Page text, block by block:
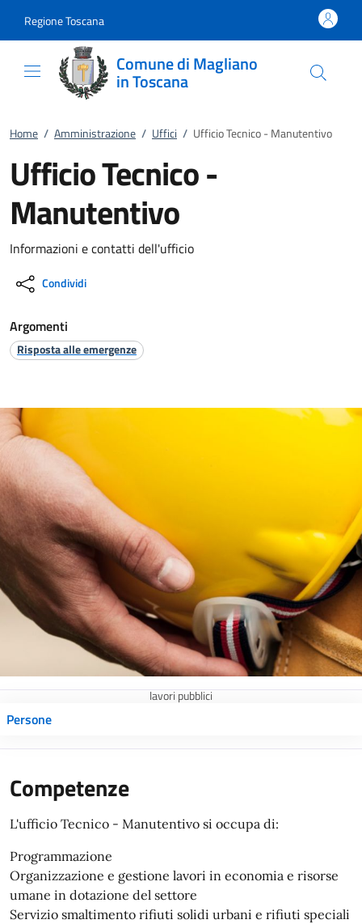
Regione Toscana
Comune di Magliano
in Toscana
Home / Amministrazione / Uffici / Ufficio Tecnico - Manutentivo
Ufficio Tecnico -
Manutentivo
Informazioni e contatti dell'ufficio
Condividi
Argomenti
Risposta alle emergenze
lavori pubblici
Persone
Competenze
L'ufficio Tecnico - Manutentivo si occupa di:
Programmazione
Organizzazione e gestione lavori in economia e risorse
umane in dotazione del settore
Servizio smaltimento rifiuti solidi urbani e rifiuti speciali